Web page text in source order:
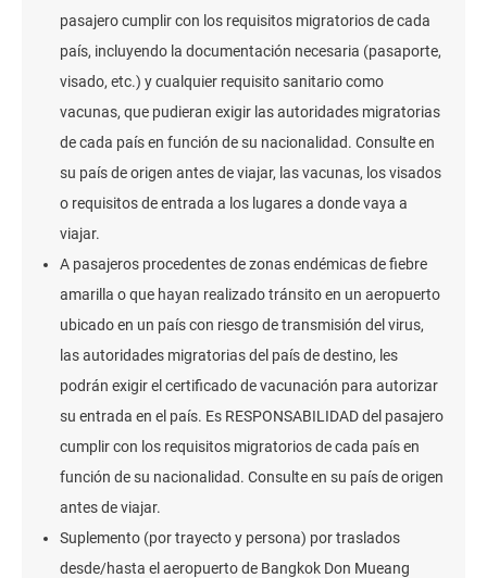
pasajero cumplir con los requisitos migratorios de cada
país, incluyendo la documentación necesaria (pasaporte,
visado, etc.) y cualquier requisito sanitario como
vacunas, que pudieran exigir las autoridades migratorias
de cada país en función de su nacionalidad. Consulte en
su país de origen antes de viajar, las vacunas, los visados
o requisitos de entrada a los lugares a donde vaya a
viajar.
A pasajeros procedentes de zonas endémicas de fiebre
amarilla o que hayan realizado tránsito en un aeropuerto
ubicado en un país con riesgo de transmisión del virus,
las autoridades migratorias del país de destino, les
podrán exigir el certificado de vacunación para autorizar
su entrada en el país. Es RESPONSABILIDAD del pasajero
cumplir con los requisitos migratorios de cada país en
función de su nacionalidad. Consulte en su país de origen
antes de viajar.
Suplemento (por trayecto y persona) por traslados
desde/hasta el aeropuerto de Bangkok Don Mueang